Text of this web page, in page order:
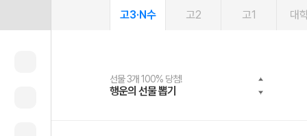
고3·N수 고2 고1 대
선물 3개 100% 당첨!
행운의 선물 뽑기
선물 100% 증정!
메가스터디 X 올리브
여름방학 스터디 캐시백
메가런 썸머스쿨
2027 러셀 단과
강사 공개선발
스마트러닝앱
설문 EVENT
메가패스
3일 무료 체험권
메가패스 수강생 무료혜택!
메가클럽 멤버십
사회공헌 캠페인
희망이룸 메가나눔